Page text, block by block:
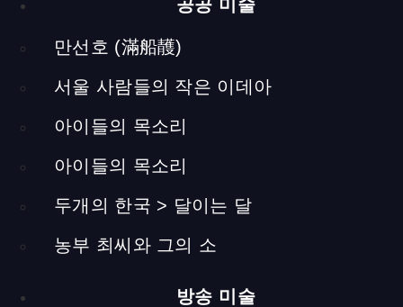
공공 미술
만선호 (滿船䨼)
서울 사람들의 작은 이데아
아이들의 목소리
아이들의 목소리
두개의 한국 > 달이는 달
농부 최씨와 그의 소
방송 미술
[ngg src=”galleries” ids=”59″ exclusions=”84″
display=”basic_thumbnail” number_of_columns=”3″]
주방
[ngg src=”galleries” ids=”63″ exclusions=”84″